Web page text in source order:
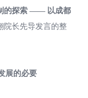
的探索 —— 以成都
院长先导发言的整
展的必要